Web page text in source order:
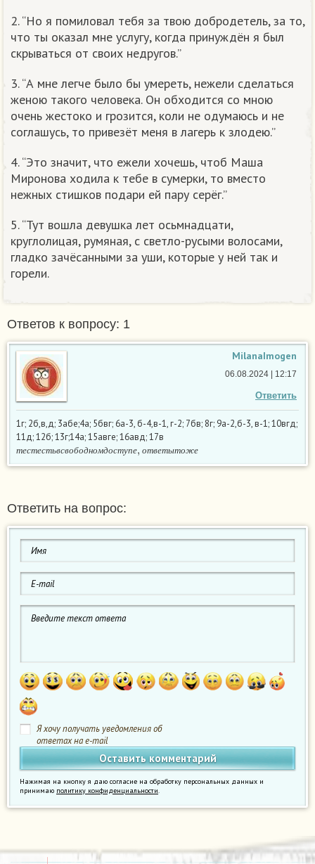
2. “Но я помиловал тебя за твою добродетель, за то,
что ты оказал мне услугу, когда принуждён я был
скрываться от своих недругов.”
3. “А мне легче было бы умереть, нежели сделаться
женою такого человека. Он обходится со мною
очень жестоко и грозится, коли не одумаюсь и не
соглашусь, то привезёт меня в лагерь к злодею.”
4. “Это значит, что ежели хочешь, чтоб Маша
Миронова ходила к тебе в сумерки, то вместо
нежных стишков подари ей пару серёг.”
5. “Тут вошла девушка лет осьмнадцати,
круглолицая, румяная, с светло-русыми волосами,
гладко зачёсанными за уши, которые у ней так и
горели.
Ответов к вопросу: 1
MilanaImogen
Ответить
06.08.2024 | 12:17
1г; 2б,в,д; 3абе;4а; 5бвг; 6а-3, б-4,в-1, г-2; 7бв; 8г; 9а-2,б-3, в-1; 10вгд;
11д; 12б; 13г;14а; 15авге; 16авд; 17в
тестест ьвсв ободномдоступ е,от
Ответить на вопрос:
Я хочу получать уведомления об
ответах на e-mail
Нажимая на кнопку я даю согласие на обработку персональных данных и
принимаю политику конфиденциальности.